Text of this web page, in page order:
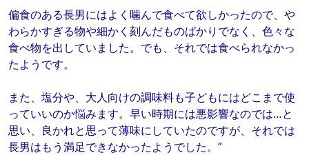
偏食のある長男にはよく噛んで食べて欲しかったので、や
わらかすぎる物や細かく刻んだものばかりでなく、色々な
食べ物を出していました。でも、それでは食べられなかっ
たようです。
また、塩分や、大人向けの調味料も子どもにはどこまで使
っていいのか悩みます。早い時期には悪影響なのでは…と
思い、良かれと思って薄味にしていたのですが、それでは
長男はもう満足できなかったようでした。”